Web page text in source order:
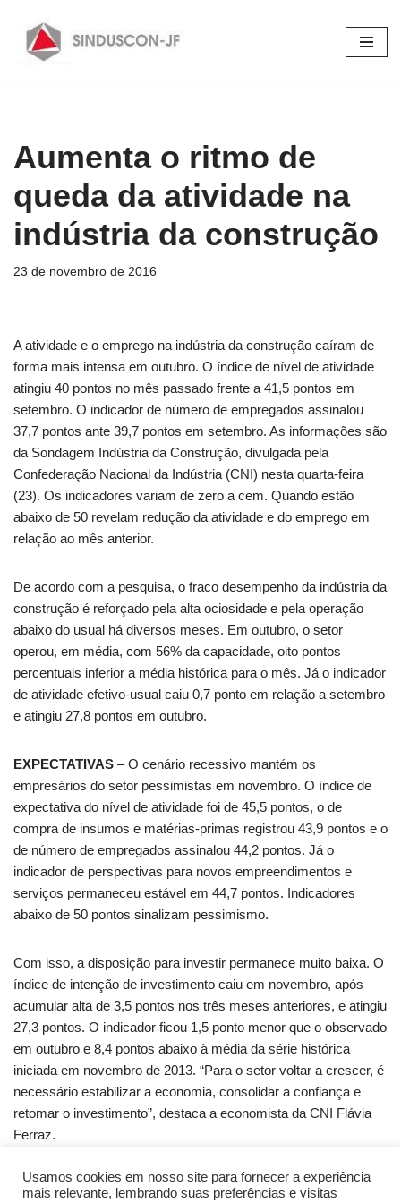
Pular
Aumenta o ritmo de
queda da atividade na
indústria da construção
23 de novembro de 2016
A atividade e o emprego na indústria da construção caíram de
forma mais intensa em outubro. O índice de nível de atividade
atingiu 40 pontos no mês passado frente a 41,5 pontos em
setembro. O indicador de número de empregados assinalou
37,7 pontos ante 39,7 pontos em setembro. As informações são
da Sondagem Indústria da Construção, divulgada pela
Confederação Nacional da Indústria (CNI) nesta quarta-feira
(23). Os indicadores variam de zero a cem. Quando estão
abaixo de 50 revelam redução da atividade e do emprego em
relação ao mês anterior.
De acordo com a pesquisa, o fraco desempenho da indústria da
construção é reforçado pela alta ociosidade e pela operação
abaixo do usual há diversos meses. Em outubro, o setor
operou, em média, com 56% da capacidade, oito pontos
percentuais inferior a média histórica para o mês. Já o indicador
de atividade efetivo-usual caiu 0,7 ponto em relação a setembro
e atingiu 27,8 pontos em outubro.
EXPECTATIVAS – O cenário recessivo mantém os
empresários do setor pessimistas em novembro. O índice de
expectativa do nível de atividade foi de 45,5 pontos, o de
compra de insumos e matérias-primas registrou 43,9 pontos e o
de número de empregados assinalou 44,2 pontos. Já o
indicador de perspectivas para novos empreendimentos e
serviços permaneceu estável em 44,7 pontos. Indicadores
abaixo de 50 pontos sinalizam pessimismo.
Com isso, a disposição para investir permanece muito baixa. O
índice de intenção de investimento caiu em novembro, após
acumular alta de 3,5 pontos nos três meses anteriores, e atingiu
27,3 pontos. O indicador ficou 1,5 ponto menor que o observado
em outubro e 8,4 pontos abaixo à média da série histórica
iniciada em novembro de 2013. “Para o setor voltar a crescer, é
necessário estabilizar a economia, consolidar a confiança e
retomar o investimento”, destaca a economista da CNI Flávia
Ferraz.
Fonte: CNI
Usamos cookies em nosso site para fornecer a experiência
mais relevante, lembrando suas preferências e visitas